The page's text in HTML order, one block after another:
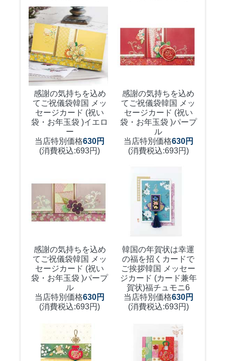
感謝の気持ちを込め
てご祝儀袋韓国 メッ
セージカード (祝い
袋・お年玉袋 )イエロ
ー
当店特別価格630円
(消費税込:693円)
感謝の気持ちを込め
てご祝儀袋韓国 メッ
セージカード (祝い
袋・お年玉袋 )パープ
ル
当店特別価格630円
(消費税込:693円)
感謝の気持ちを込め
てご祝儀袋韓国 メッ
セージカード (祝い
袋・お年玉袋 )パープ
ル
当店特別価格630円
(消費税込:693円)
韓国の年賀状は幸運
の福を招くカードで
ご挨拶韓国 メッセー
ジカード (カード兼年
賀状)福チュモニ6
当店特別価格630円
(消費税込:693円)